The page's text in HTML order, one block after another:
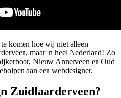
komen hoe wij niet alleen
maar in heel Nederland! Zo
Nieuw Annerveen en Oud
aan een webdesigner.
Zuidlaarderveen?